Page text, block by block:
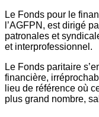
Le Fonds pour le
l’AGFPN, est dirigé
patronales et
et interprofessionnel.
Le Fonds paritaire
financière,
lieu de référence où
plus grand nombre,